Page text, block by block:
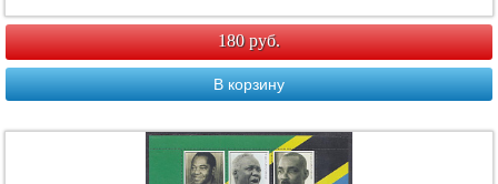
180 руб.
В корзину